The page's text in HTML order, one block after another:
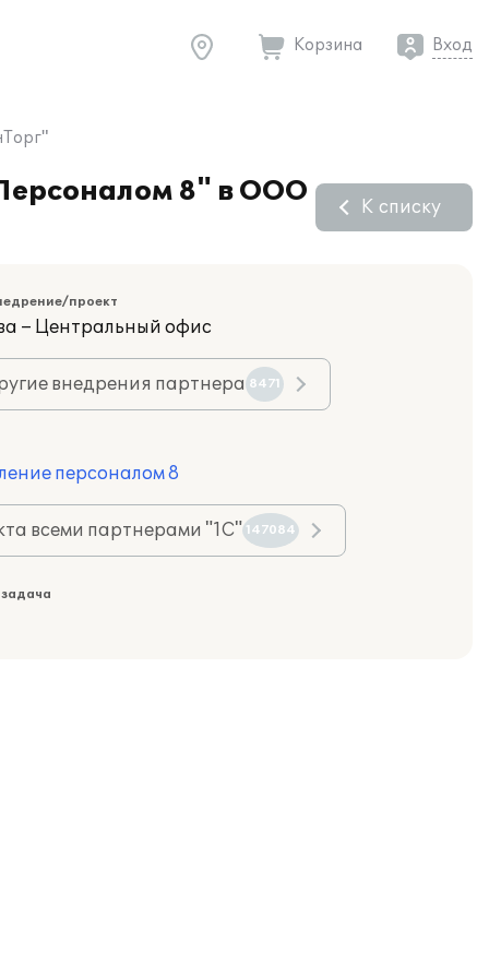
Корзина Вход
8" в ООО
К списку
проект
– Центральный офис
внедрения партнера 8471
персоналом 8
всеми партнерами "1С" 147084